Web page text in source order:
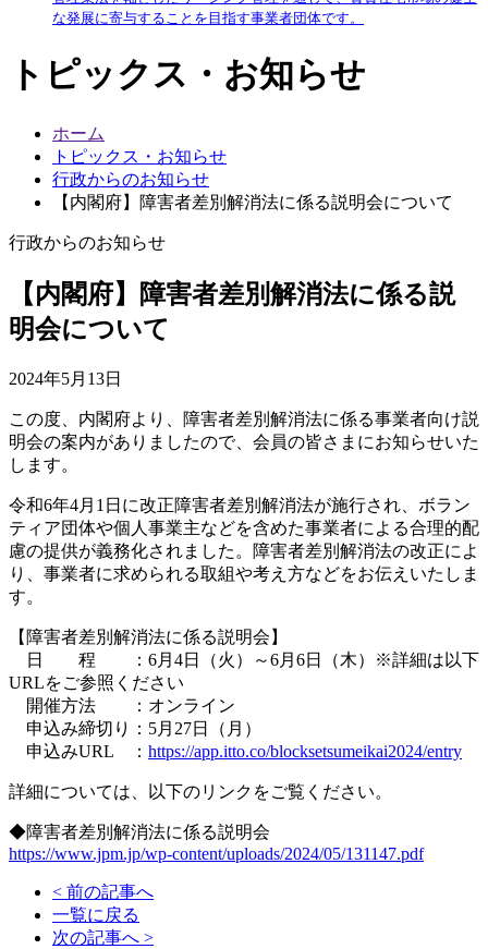
な発展に寄与することを目指す事業者団体です。
トピックス・お知らせ
ホーム
トピックス・お知らせ
行政からのお知らせ
【内閣府】障害者差別解消法に係る説明会について
行政からのお知らせ
【内閣府】障害者差別解消法に係る説
明会について
2024年5月13日
この度、内閣府より、障害者差別解消法に係る事業者向け説
明会の案内がありましたので、会員の皆さまにお知らせいた
します。
令和6年4月1日に改正障害者差別解消法が施行され、ボラン
ティア団体や個人事業主などを含めた事業者による合理的配
慮の提供が義務化されました。障害者差別解消法の改正によ
り、事業者に求められる取組や考え方などをお伝えいたしま
す。
【障害者差別解消法に係る説明会】
日 程 ：6月4日（火）～6月6日（木）※詳細は以下
URLをご参照ください
開催方法 ：オンライン
申込み締切り：5月27日（月）
申込みURL ： https://app.itto.co/blocksetsumeikai2024/entry
詳細については、以下のリンクをご覧ください。
◆障害者差別解消法に係る説明会
https://www.jpm.jp/wp-content/uploads/2024/05/131147.pdf
< 前の記事へ
一覧に戻る
次の記事へ >